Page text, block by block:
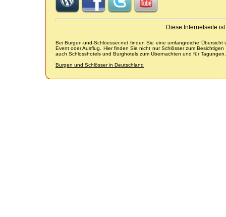
Diese Internetseite
Bei Burgen-und-Schloesser.net finden Sie eine umfangreiche
Event oder Ausflug. Hier finden Sie nicht nur Schlösser zum
auch Schlosshotels und Burghotels zum Übernachten und für Tagungen.
Burgen und Schlösser in Deutschland